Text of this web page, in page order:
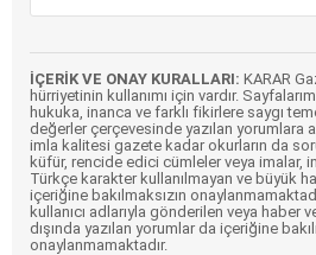
İÇERİK VE ONAY KURALLARI: KARAR
hürriyetinin kullanımı için vardır.
hukuka, inanca ve farklı fikirlere saygı
değerler çerçevesinde yazılan yorumlara
imla kalitesi gazete kadar okurların da
küfür, rencide edici cümleler veya imalar,
Türkçe karakter kullanılmayan ve büyük
içeriğine bakılmaksızın
kullanıcı adlarıyla gönderilen veya haber
dışında yazılan yorumlar da içeriğine
onaylanmamaktadır.